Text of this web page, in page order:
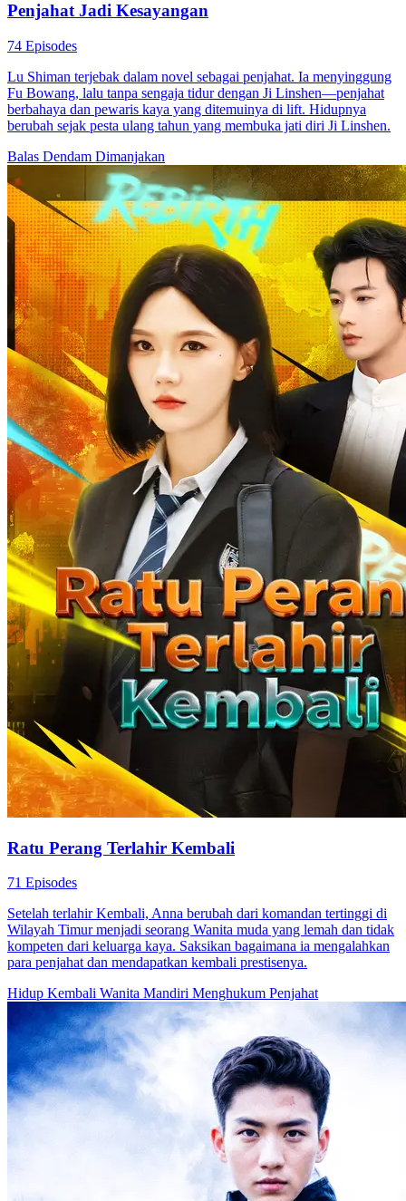
Penjahat Jadi Kesayangan
74 Episodes
Lu Shiman terjebak dalam novel sebagai penjahat. Ia menyinggung
Fu Bowang, lalu tanpa sengaja tidur dengan Ji Linshen—penjahat
berbahaya dan pewaris kaya yang ditemuinya di lift. Hidupnya
berubah sejak pesta ulang tahun yang membuka jati diri Ji Linshen.
Balas Dendam Dimanjakan
Ratu Perang Terlahir Kembali
71 Episodes
Setelah terlahir Kembali, Anna berubah dari komandan tertinggi di
Wilayah Timur menjadi seorang Wanita muda yang lemah dan tidak
kompeten dari keluarga kaya. Saksikan bagaimana ia mengalahkan
para penjahat dan mendapatkan kembali prestisenya.
Hidup Kembali Wanita Mandiri Menghukum Penjahat